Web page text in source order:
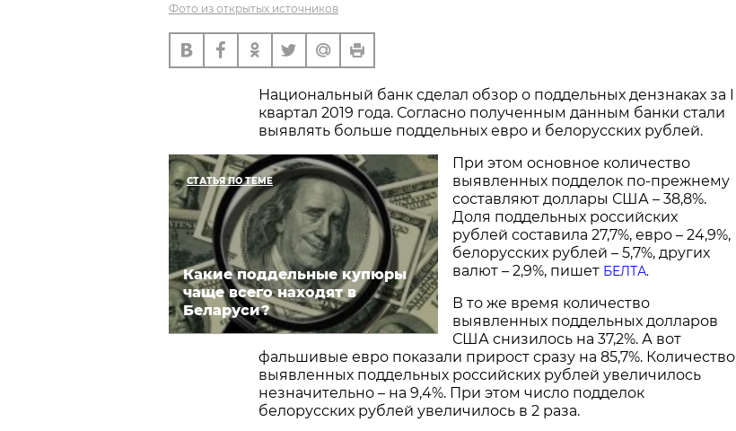
Фото из открытых источников
Национальный банк сделал обзор о поддельных дензнаках за I
квартал 2019 года. Согласно полученным данным банки стали
выявлять больше поддельных евро и белорусских рублей.
СТАТЬЯ ПО ТЕМЕ
Какие поддельные купюры
чаще всего находят в
Беларуси?
При этом основное количество
выявленных подделок по-прежнему
составляют доллары США – 38,8%.
Доля поддельных российских
рублей составила 27,7%, евро – 24,9%,
белорусских рублей – 5,7%, других
валют – 2,9%, пишет БЕЛТА.
В то же время количество
выявленных поддельных долларов
США снизилось на 37,2%. А вот
фальшивые евро показали прирост сразу на 85,7%. Количество
выявленных поддельных российских рублей увеличилось
незначительно – на 9,4%. При этом число подделок
белорусских рублей увеличилось в 2 раза.